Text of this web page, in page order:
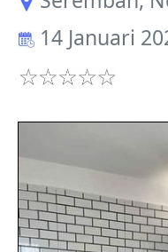
14 Januari